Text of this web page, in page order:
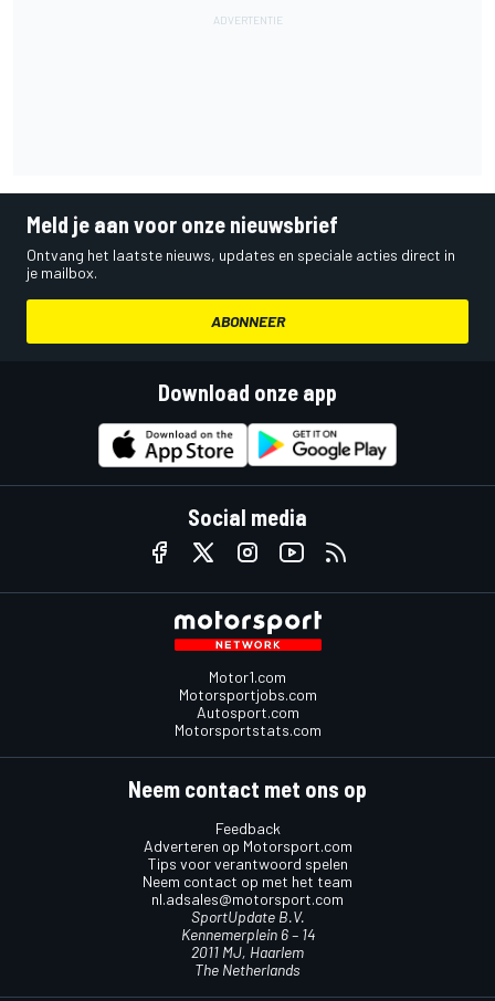
Meld je aan voor onze nieuwsbrief
Ontvang het laatste nieuws, updates en speciale acties direct in
je mailbox.
ABONNEER
Download onze app
Social media
Motor1.com
Motorsportjobs.com
Autosport.com
Motorsportstats.com
Neem contact met ons op
Feedback
Adverteren op Motorsport.com
Tips voor verantwoord spelen
Neem contact op met het team
nl.adsales@motorsport.com
SportUpdate B.V.
Kennemerplein 6 – 14
2011 MJ, Haarlem
The Netherlands